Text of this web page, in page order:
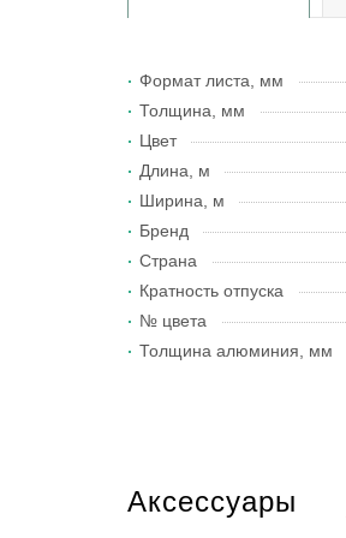
Формат листа, мм
Толщина, мм
Цвет
Длина, м
Ширина, м
Бренд
Страна
Кратность отпуска
№ цвета
Толщина алюминия, мм
Аксессуары